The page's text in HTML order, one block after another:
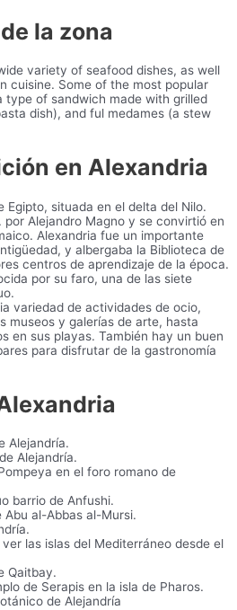
la zona
variety of seafood dishes, as well
cuisine. Some of the most popular
type of sandwich made with grilled
dish), and ful medames (a stew
en Alexandria
Egipto, situada en el delta del Nilo.
por Alejandro Magno y se convirtió en
Alexandria fue un importante
y albergaba la Biblioteca de
centros de aprendizaje de la época.
por su faro, una de las siete
variedad de actividades de ocio,
museos y galerías de arte, hasta
en sus playas. También hay un buen
para disfrutar de la gastronomía
Alejandría.
Alejandría.
en el foro romano de
barrio de Anfushi.
al-Abbas al-Mursi.
las islas del Mediterráneo desde el
Qaitbay.
de Serapis en la isla de Pharos.
de Alejandría